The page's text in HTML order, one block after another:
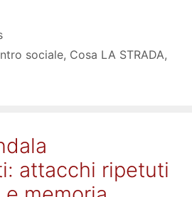
sociale, Cosa LA STRADA,
attacchi ripetuti